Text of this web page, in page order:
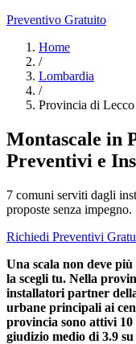
Preventivo Gratuito
Home
/
Lombardia
/
Provincia di Lecco
Montascale in
Preventivi e
7 comuni serviti dagli
proposte senza impegno.
Richiedi Preventivi
Una scala non deve più
la scegli tu. Nella
installatori partner
urbane principali ai
provincia sono attivi
giudizio medio di 3.9